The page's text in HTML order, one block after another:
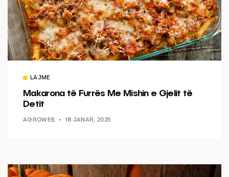
LAJME
Makarona të Furrës Me Mishin e Gjelit të
Detit
AGROWEB 18 JANAR, 2025